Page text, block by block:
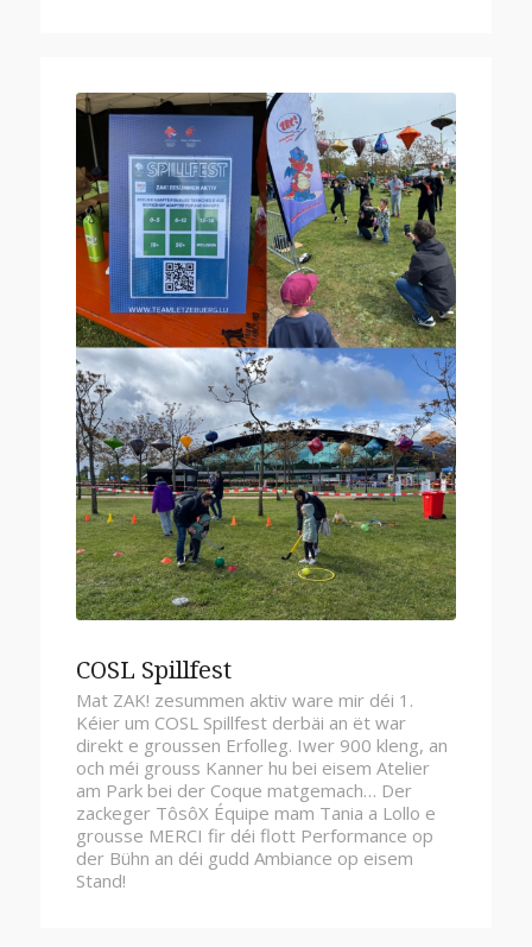
COSL Spillfest
Mat ZAK! zesummen aktiv ware mir déi 1.
Kéier um COSL Spillfest derbäi an ët war
direkt e groussen Erfolleg. Iwer 900 kleng, an
och méi grouss Kanner hu bei eisem Atelier
am Park bei der Coque matgemach… Der
zackeger TôsôX Équipe mam Tania a Lollo e
grousse MERCI fir déi flott Performance op
der Bühn an déi gudd Ambiance op eisem
Stand!